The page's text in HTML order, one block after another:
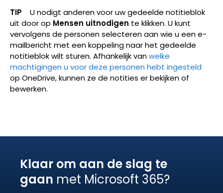
TIP
U nodigt anderen voor uw gedeelde notitieblok
uit door op Mensen uitnodigen te klikken. U kunt
vervolgens de personen selecteren aan wie u een e-
mailbericht met een koppeling naar het gedeelde
notitieblok wilt sturen. Afhankelijk vanwelke
machtigingen u voor deze personen hebt ingesteld
op OneDrive, kunnen ze de notities er bekijken of
bewerken.
Klaar om aan de slag te
gaan met Microsoft 365?